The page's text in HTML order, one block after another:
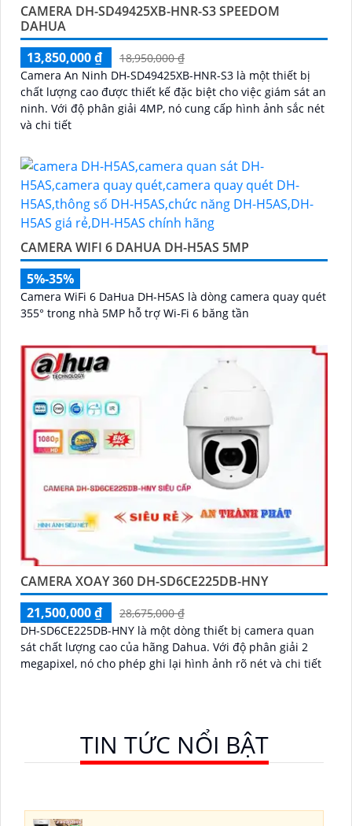
CAMERA DH-SD49425XB-HNR-S3 SPEEDOM
DAHUA
13,850,000 ₫
18,950,000 ₫
Camera An Ninh DH-SD49425XB-HNR-S3 là một thiết bị
chất lượng cao được thiết kế đặc biệt cho việc giám sát an
ninh. Với độ phân giải 4MP, nó cung cấp hình ảnh sắc nét
và chi tiết
CAMERA WIFI 6 DAHUA DH-H5AS 5MP
5%-35%
Camera WiFi 6 DaHua DH-H5AS là dòng camera quay quét
355° trong nhà 5MP hỗ trợ Wi-Fi 6 băng tần
CAMERA XOAY 360 DH-SD6CE225DB-HNY
21,500,000 ₫
28,675,000 ₫
DH-SD6CE225DB-HNY là một dòng thiết bị camera quan
sát chất lượng cao của hãng Dahua. Với độ phân giải 2
megapixel, nó cho phép ghi lại hình ảnh rõ nét và chi tiết
TIN TỨC NỔI BẬT